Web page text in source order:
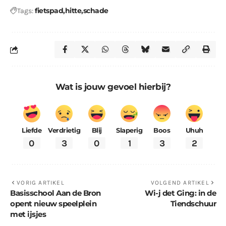
Tags:fietspadhitteschade
Wat is jouw gevoel hierbij?
Liefde
0
Verdrietig
3
Blij
0
Slaperig
1
Boos
3
Uhuh
2
VORIG ARTIKEL
Basisschool Aan de Bron
opent nieuw speelplein
met ijsjes
VOLGEND ARTIKEL
Wi-j det Ging: in de
Tiendschuur